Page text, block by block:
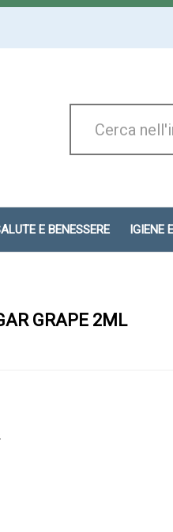
Prodotto
E BENESSERE IGIENE
GRAPE 2ML